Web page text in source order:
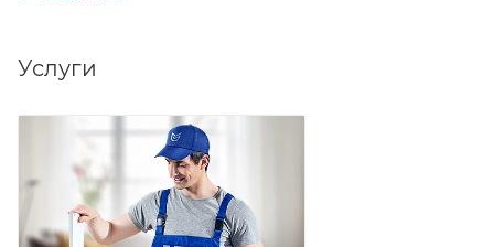
с дверцей и внутренней полкой для хранения
пространства.
Услуги